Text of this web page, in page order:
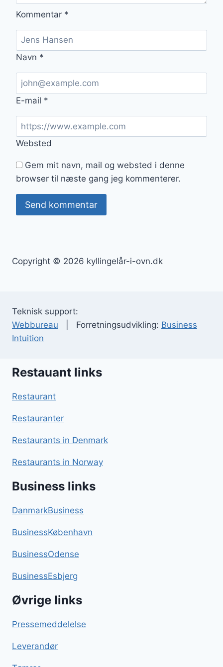
Kommentar *
Navn *
E-mail *
Websted
Gem mit navn, mail og websted i denne
browser til næste gang jeg kommenterer.
Copyright © 2026 kyllingelår-i-ovn.dk
Teknisk support:
Webbureau | Forretningsudvikling: Business
Intuition
Restauant links
Restaurant
Restauranter
Restaurants in Denmark
Restaurants in Norway
Business links
DanmarkBusiness
BusinessKøbenhavn
BusinessOdense
BusinessEsbjerg
Øvrige links
Pressemeddelelse
Leverandør